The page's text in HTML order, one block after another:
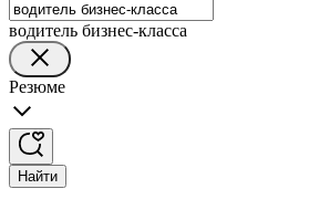
водитель бизнес-класса
Резюме
Найти